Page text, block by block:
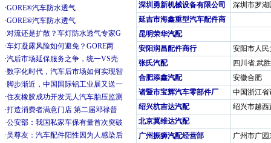
·GORE®汽车防水透气
·GORE®汽车防水透气
·对流还是扩散？车灯防水透气专家G
·车灯凝露风险如何避免？GORE两
·汽后市场延保服务之争，统一VS壳
·数字化时代，汽车后市场如何实现智
· 脚步渐近，中国国际铝工业展又送一
·住友橡胶成功开发无人汽车胎压监测
·打造消费者满意门店 第二届邓禄普
·公安部：我国私家车保有量首次突破
·吴尊友：汽车配件阳性因为人感染后
深圳勇新机械设备有限公司
深圳市罗湖
延吉市海鑫重型汽车配件商
昆明荣华汽配
安阳润昌配件商行
安阳市人民
张氏汽配
四川省.武
合肥添鑫汽配
安徽合肥
诸暨市宝辉汽车零部件厂
中国浙江
绍兴杭吉达汽配
绍兴市越西
北京冀维达汽配
广州振狮汽配经营部
广州市广园